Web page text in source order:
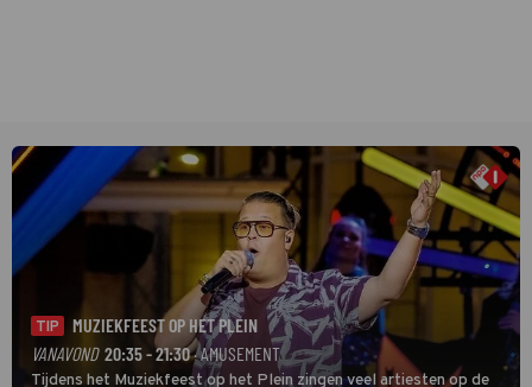
TIP
MUZIEKFEEST OP HET PLEIN
VANAVOND 20:35 - 21:30· AMUSEMENT
Tijdens het Muziekfeest op het Plein zingen veel artiesten op de